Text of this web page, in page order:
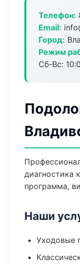
Телефон:
Email:
Город:
Режим
Сб-Вс:
диагностика
программа,
Наши
Уходовые